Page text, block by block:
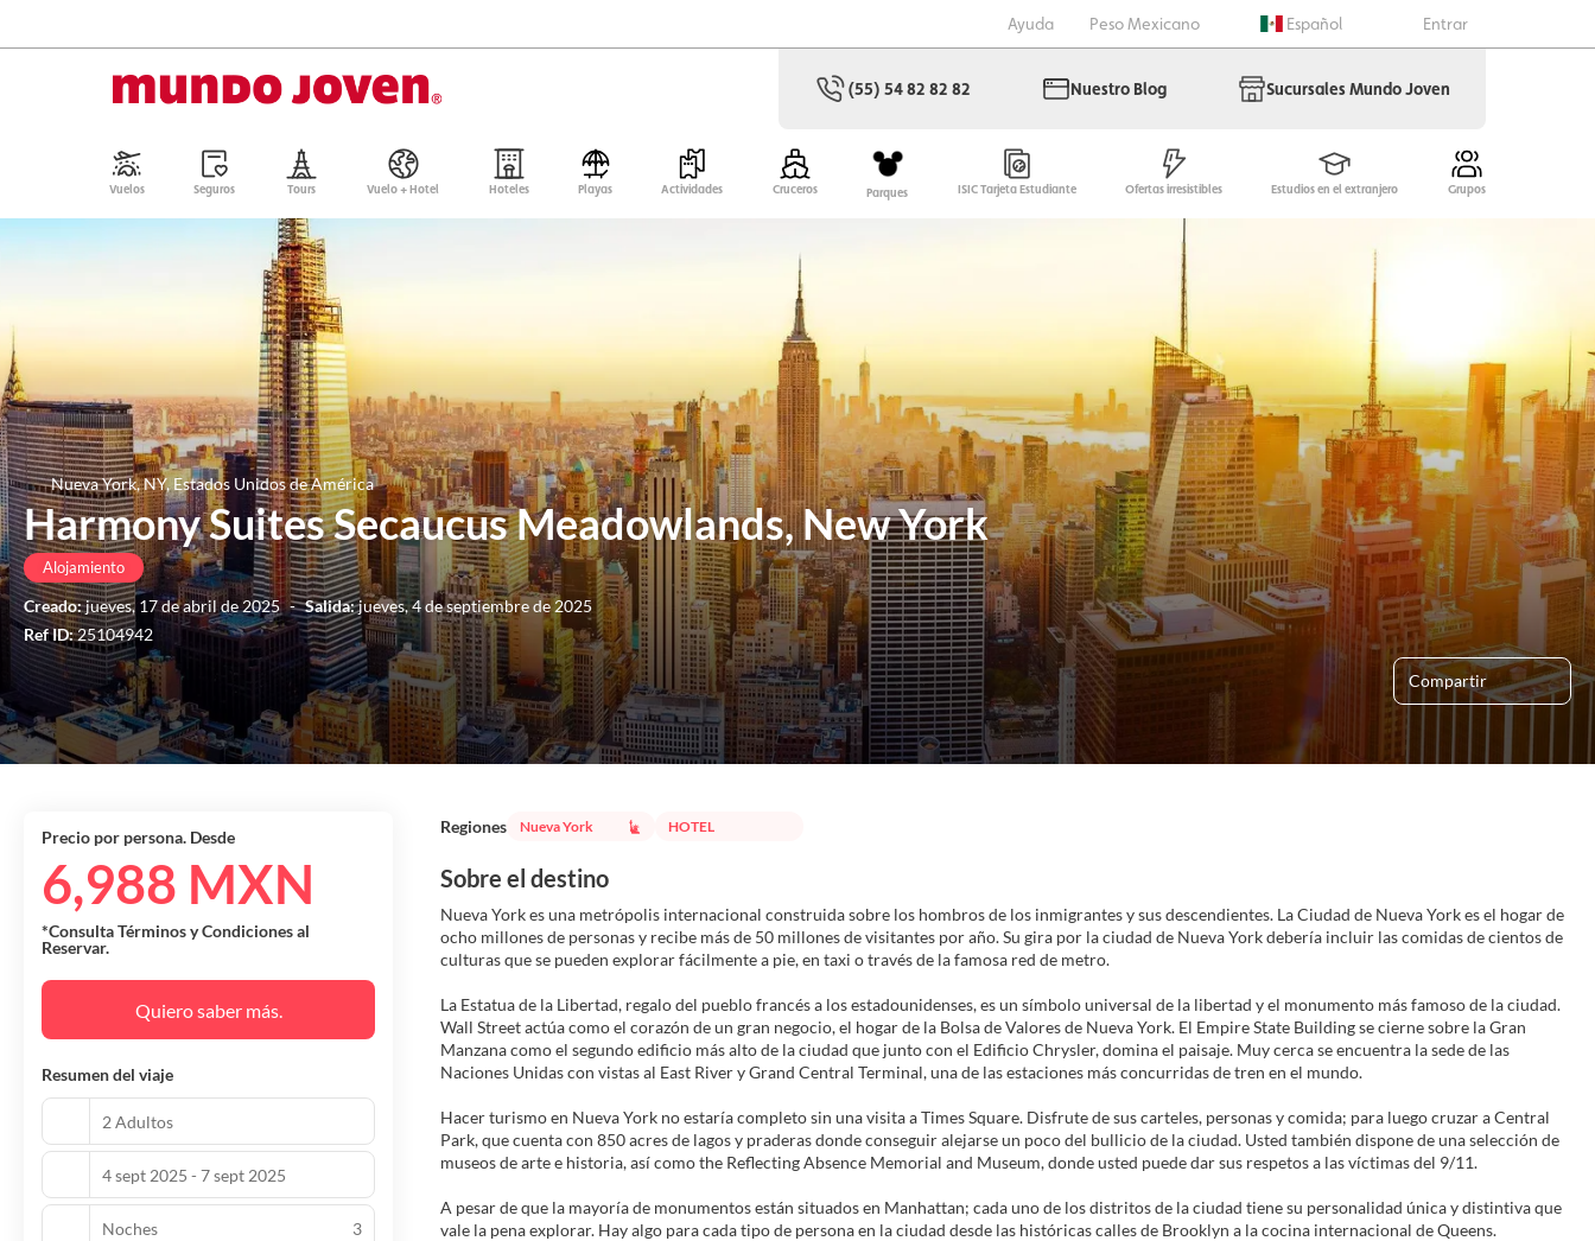
Ayuda Peso Mexicano Español Entrar
(55) 54 82 82 82 Nuestro Blog Sucursales Mundo Joven
Vuelos Seguros Tours Vuelo + Hotel Hoteles Playas Actividades Cruceros Parques ISIC Tarjeta Estudiante Ofertas irresistibles Estudios en el extranjero Grupos
Nueva York, NY, Estados Unidos de América
Harmony Suites Secaucus Meadowlands, New York
Alojamiento
Creado:jueves, 17 de abril de 2025 - Salida:jueves, 4 de septiembre de 2025
Ref ID:25104942
Compartir
Regiones Nueva York HOTEL
Sobre el destino
Nueva York es una metrópolis internacional construida sobre los hombros de los inmigrantes y sus descendientes. La Ciudad de Nueva York es el hogar de
ocho millones de personas y recibe más de 50 millones de visitantes por año. Su gira por la ciudad de Nueva York debería incluir las comidas de cientos de
culturas que se pueden explorar fácilmente a pie, en taxi o través de la famosa red de metro.
La Estatua de la Libertad, regalo del pueblo francés a los estadounidenses, es un símbolo universal de la libertad y el monumento más famoso de la ciudad.
Wall Street actúa como el corazón de un gran negocio, el hogar de la Bolsa de Valores de Nueva York. El Empire State Building se cierne sobre la Gran
Manzana como el segundo edificio más alto de la ciudad que junto con el Edificio Chrysler, domina el paisaje. Muy cerca se encuentra la sede de las
Naciones Unidas con vistas al East River y Grand Central Terminal, una de las estaciones más concurridas de tren en el mundo.
Hacer turismo en Nueva York no estaría completo sin una visita a Times Square. Disfrute de sus carteles, personas y comida; para luego cruzar a Central
Park, que cuenta con 850 acres de lagos y praderas donde conseguir alejarse un poco del bullicio de la ciudad. Usted también dispone de una selección de
museos de arte e historia, así como the Reflecting Absence Memorial and Museum, donde usted puede dar sus respetos a las víctimas del 9/11.
A pesar de que la mayoría de monumentos están situados en Manhattan; cada uno de los distritos de la ciudad tiene su personalidad única y distintiva que
vale la pena explorar. Hay algo para cada tipo de persona en la ciudad desde las históricas calles de Brooklyn a la cocina internacional de Queens.
Precio por persona. Desde
6,988 MXN
*Consulta Términos y Condiciones al
Reservar.
Quiero saber más.
Resumen del viaje
2 Adultos
4 sept 2025 - 7 sept 2025
Noches 3